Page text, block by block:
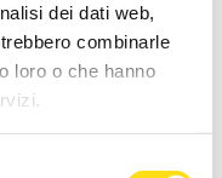
dei dati web,
combinarle
loro o che hanno
Richiedi info